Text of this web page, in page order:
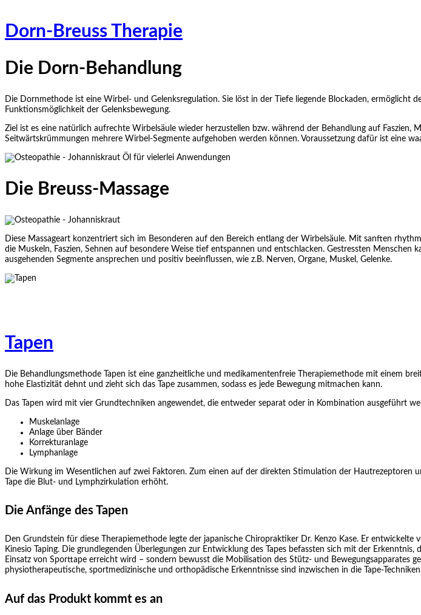
Dorn-Breuss Therapie
Die Dorn-Behandlung
Die Dornmethode ist eine Wirbel- und Gelenksregulation. Sie löst in der Tiefe liegende Blockaden,
Funktionsmöglichkeit der Gelenksbewegung.
Ziel ist es eine natürlich aufrechte Wirbelsäule wieder herzustellen bzw. während der Behandlung auf
Seitwärtskrümmungen mehrere Wirbel-Segmente aufgehoben werden können. Voraussetzung dafür ist eine
Die Breuss-Massage
Diese Massageart konzentriert sich im Besonderen auf den Bereich entlang der Wirbelsäule. Mit sanften
die Muskeln, Faszien, Sehnen auf besondere Weise tief entspannen und entschlacken. Gestressten
ausgehenden Segmente ansprechen und positiv beeinflussen, wie z.B. Nerven, Organe, Muskel, Gelenke.
Tapen
Die Behandlungsmethode Tapen ist eine ganzheitliche und medikamentenfreie Therapiemethode mit einem
hohe Elastizität dehnt und zieht sich das Tape zusammen, sodass es jede Bewegung mitmachen kann.
Das Tapen wird mit vier Grundtechniken angewendet, die entweder separat oder in Kombination ausgeführt
Muskelanlage
Anlage über Bänder
Korrekturanlage
Lymphanlage
Die Wirkung im Wesentlichen auf zwei Faktoren. Zum einen auf der direkten Stimulation der
Tape die Blut- und Lymphzirkulation erhöht.
Die Anfänge des Tapen
Den Grundstein für diese Therapiemethode legte der japanische Chiropraktiker Dr. Kenzo Kase. Er
Kinesio Taping. Die grundlegenden Überlegungen zur Entwicklung des Tapes befassten sich mit der
Einsatz von Sporttape erreicht wird – sondern bewusst die Mobilisation des Stütz- und Bewegungsapparates
physiotherapeutische, sportmedizinische und orthopädische Erkenntnisse sind inzwischen in die Tape-
Auf das Produkt kommt es an